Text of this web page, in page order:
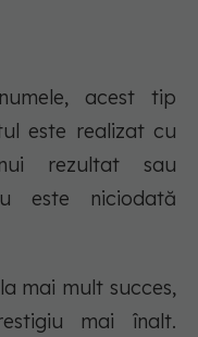
acest tip
este realizat cu
rezultat sau
este niciodată
mai mult succes,
mai înalt.